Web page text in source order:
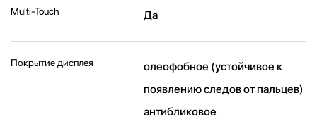
Multi-Touch Да
Покрытие дисплея
олеофобное (устойчивое к
появлению следов от пальцев)
антибликовое